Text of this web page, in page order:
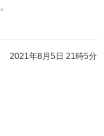
2021年8月5日 21時5分